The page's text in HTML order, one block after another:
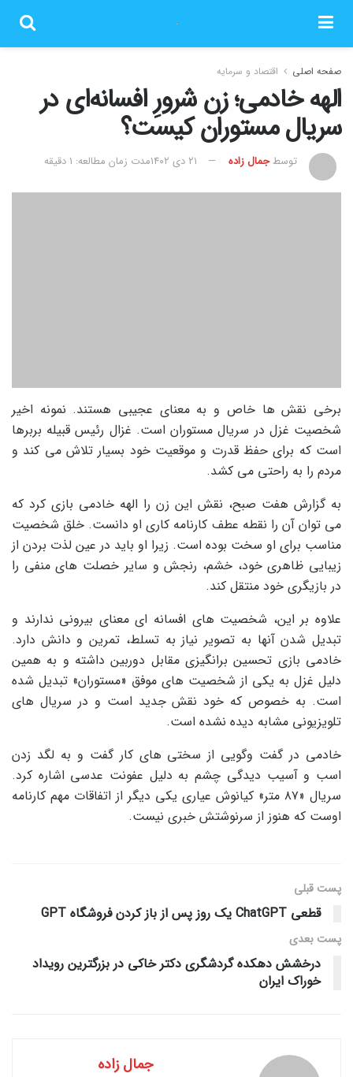
صفحه اصلی اقتصاد و سرمایه
الهه خادمی؛ زن شرورِ افسانه‌ای در
سریال مستوران کیست؟
توسطجمال زاده ۲۱ دی ۱۴۰۲ مدت زمان مطالعه: 1 دقیقه
برخی نقش ها خاص و به معنای عجیبی هستند. نمونه اخیر
شخصیت غزل در سریال مستوران است. غزال رئیس قبیله بربرها
است که برای حفظ قدرت و موقعیت خود بسیار تلاش می کند و
مردم را به راحتی می کشد.
به گزارش هفت صبح، نقش این زن را الهه خادمی بازی کرد که
می توان آن را نقطه عطف کارنامه کاری او دانست. خلق شخصیت
مناسب برای او سخت بوده است. زیرا او باید در عین لذت بردن از
زیبایی ظاهری خود، خشم، رنجش و سایر خصلت های منفی را
در بازیگری خود منتقل کند.
علاوه بر این، شخصیت های افسانه ای معنای بیرونی ندارند و
تبدیل شدن آنها به تصویر نیاز به تسلط، تمرین و دانش دارد.
خادمی بازی تحسین برانگیزی مقابل دوربین داشته و به همین
دلیل غزل به یکی از شخصیت های موفق «مستوران» تبدیل شده
است. به خصوص که خود نقش جدید است و در سریال های
تلویزیونی مشابه دیده نشده است.
خادمی در گفت وگویی از سختی های کار گفت و به لگد زدن
اسب و آسیب دیدگی چشم به دلیل عفونت عدسی اشاره کرد.
سریال «۸۷ متر» کیانوش عیاری یکی دیگر از اتفاقات مهم کارنامه
اوست که هنوز از سرنوشتش خبری نیست.
پست قبلی
قطعی ChatGPT یک روز پس از باز کردن فروشگاه GPT
پست‌ بعدی
درخشش دهکده گردشگری دکتر خاکی در بزرگترین رویداد
خوراک ایران
جمال زاده